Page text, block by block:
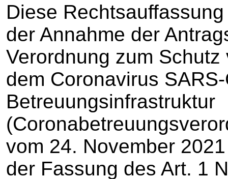
Diese
der Annahme der
Verordnung zum
dem Coronavirus
Betreuungsinfrastruktur
vom 24. November
der Fassung des Art. 1